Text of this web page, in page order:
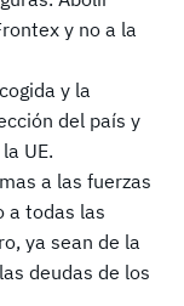
y no a la
y la
del país y
UE.
a las fuerzas
a todas las
ya sean de la
deudas de los